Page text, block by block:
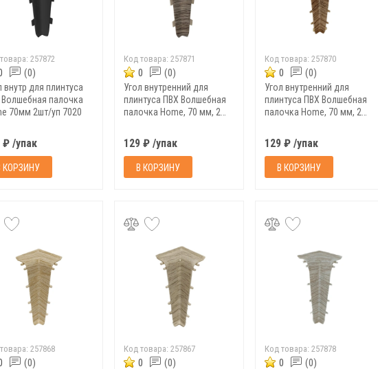
257872
(0)
внутр для плинтуса
палочка
70мм 2шт/уп 7020
₽ /упак
КОРЗИНУ
Код товара:257871
0 (0)
Угол внутренний для
плинтуса ПВХ Волшебная
палочка Home, 70 мм, 2
129 ₽ /упак
В КОРЗИНУ
Код товара: 257870
0 (0)
Угол внутренний для
плинтуса ПВХ Волшебная
палочка Home, 70 мм, 2
129 ₽ /упак
В КОРЗИНУ
257868
(0)
Код товара:257867
0 (0)
Код товара: 257878
0 (0)